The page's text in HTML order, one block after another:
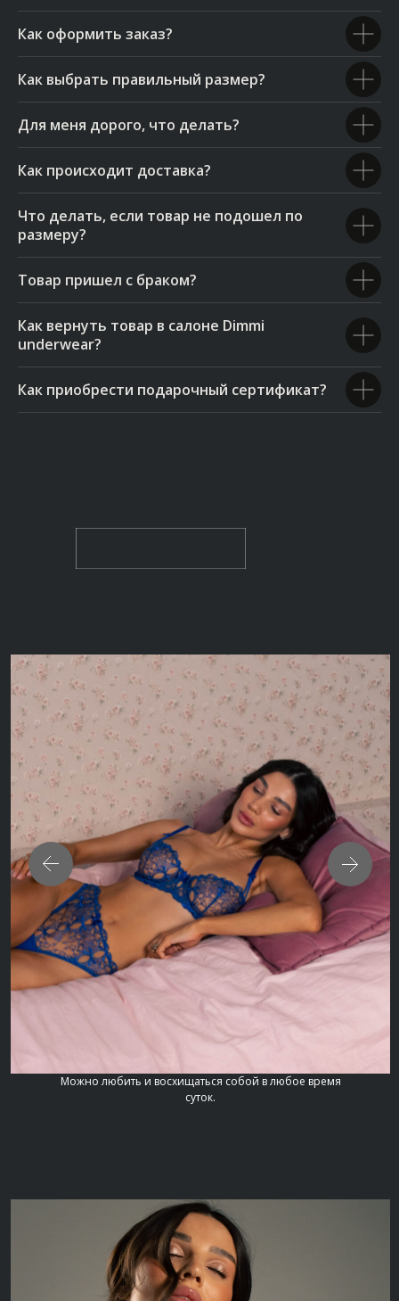
Как оформить заказ?
Как выбрать правильный размер?
Для меня дорого, что делать?
Как происходит доставка?
Что делать, если товар не подошел по
размеру?
Товар пришел с браком?
Как вернуть товар в салоне Dimmi
underwear?
Как приобрести подарочный сертификат?
Можно любить и восхищаться собой в любое время
суток.